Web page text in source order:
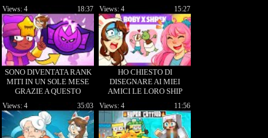
ROBY POLAR SUPER
MARKET SIMULATOR!
CRUSH! - Yandere simulator
SONO DIVENTATA RANK
MITI IN UN SOLE MESE
GRAZIE A QUESTO
LEGGENDARIO BRAWL
STARS!
18:37
Views: 4
HO CHIESTO DI
DISEGNARE AI MIEI
AMICI LE LORO SHIP
PREFERTITE E SONO
TERRIBILI! -Gatic Phone
15:27
Views: 4
35:03
Views: 4 11:56
Views: 4